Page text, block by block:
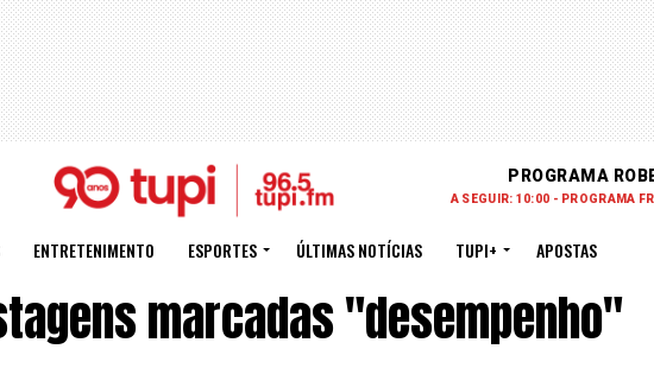
PROGRAMA
A SEGUIR: 10:00 - PROGRAMA
ENTRETENIMENTO ESPORTES ÚLTIMAS NOTÍCIAS TUPI+ APOSTAS
marcadas "desempenho"